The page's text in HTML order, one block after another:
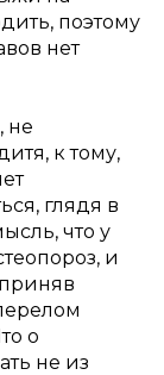
поэтому
нет
не
к тому,
глядя в
что у
и
приняв
о
не из